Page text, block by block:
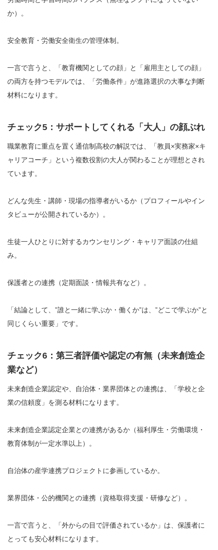
か）。
安全教育・労働安全衛生の管理体制。
一言で言うと、「教育機関としての顔」と「雇用主としての顔」
の両方を持つモデルでは、「労働条件」が進路選択の大事な判断
材料になります。
チェック5：サポートしてくれる「大人」の顔ぶれ
職業教育に重点を置く通信制高校の解説では、「教員×実務家×キ
ャリアコーチ」という複数役割の大人が関わることが理想とされ
ています。
どんな先生・講師・現場の指導者がいるか（プロフィールやイン
タビューが公開されているか）。
生徒一人ひとりに対するカウンセリング・キャリア面談の仕組
み。
保護者との連携（定期面談・情報共有など）。
「結論として、”誰と一緒に学ぶか・働くか”は、”どこで学ぶか”と
同じくらい重要」です。
チェック6：第三者評価や認定の有無（未来創造企
業など）
未来創造企業認定や、自治体・業界団体との連携は、「学校と企
業の信頼度」を測る材料になります。
未来創造企業認定企業との連携があるか（福利厚生・労働環境・
教育体制が一定水準以上）。
自治体の産学連携プロジェクトに参画しているか。
業界団体・公的機関との連携（資格取得支援・研修など）。
一言で言うと、「外からの目で評価されているか」は、保護者に
とっても安心材料になります。